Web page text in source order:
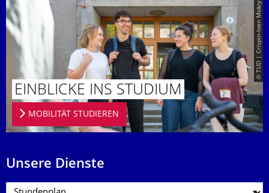
© TUD | Crispin-Iven Mokry
EINBLICKE INS STUDIUM
MOBILITÄT STUDIEREN
Unsere Dienste